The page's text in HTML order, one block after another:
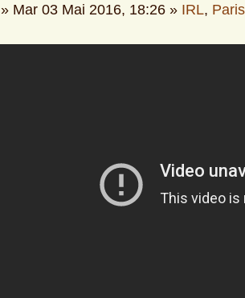
» Mar 03 Mai 2016, 18:26 » IRL, Paris